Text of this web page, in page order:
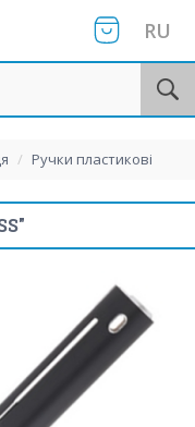
RU
/ Ручки пластикові